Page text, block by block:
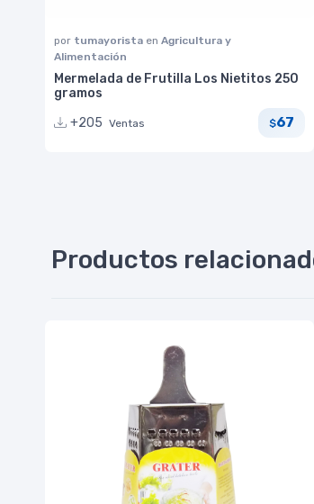
por tumayorista en Agricultura y
Alimentación
Mermelada de Frutilla Los Nietitos 250
gramos
+205 Ventas $67
Productos